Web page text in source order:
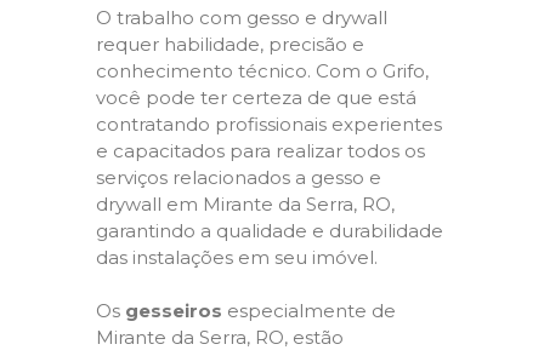
O trabalho com gesso e drywall
requer habilidade, precisão e
conhecimento técnico. Com o Grifo,
você pode ter certeza de que está
contratando profissionais experientes
e capacitados para realizar todos os
serviços relacionados a gesso e
drywall em Mirante da Serra, RO,
garantindo a qualidade e durabilidade
das instalações em seu imóvel.
Os gesseiros especialmente de
Mirante da Serra, RO, estão